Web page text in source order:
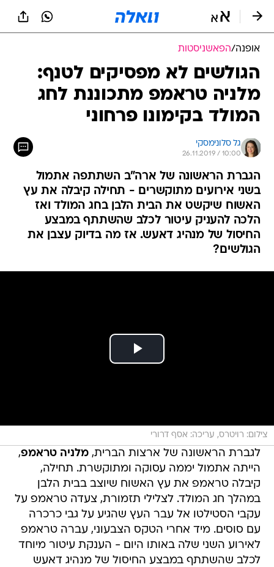
אופנה/הפאשניסטות
הגולשים לא מפסיקים לטנף:
מלניה טראמפ מתכוננת לחג
המולד בקימונו פרחוני
גל סלונימסקי
26.11.2019 / 10:00
הגברת הראשונה של ארה"ב השתתפה אתמול
בשני אירועים מתוקשרים - תחילה קיבלה את עץ
האשוח שיקשט את הבית הלבן בחג המולד ואז
הלכה להעניק עיטור לכלב שהשתתף במבצע
החיסול של מנהיג דאעש. אז מה בדיוק עצבן את
הגולשים?
צילום: רויטרס, עריכה: אסף דרורי
לגברת הראשונה של ארצות הברית,מלניה טראמפ,
הייתה אתמול יממה עסוקה ומתוקשרת. תחילה,
קיבלה טראמפ את עץ האשוח שיוצב בבית הלבן
במהלך חג המולד. לצלילי תזמורת, צעדה טראמפ על
עקבי הסטילטו אל עבר העץ שהגיע על גבי כרכרה
עם סוסים. מיד אחרי הטקס הצבעוני, עברה טראמפ
לאירוע השני שלה באותו היום - הענקת עיטור מיוחד
לכלב שהשתתף במבצע החיסול של מנהיג דאעש